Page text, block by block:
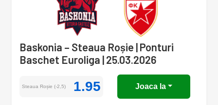
Baskonia – Steaua Roșie | Ponturi
Baschet Euroliga | 25.03.2026
Steaua Roșie (-2,5) 1.95 Joaca la